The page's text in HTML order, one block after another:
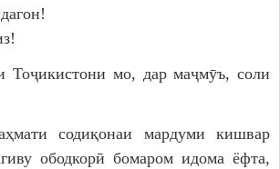
ҲУҚУҚӢ
халқ
Тоҷикистони мо, дар маҷмӯъ, соли
содиқонаи мардуми кишвар
ободкорӣ бомаром идома ёфта,